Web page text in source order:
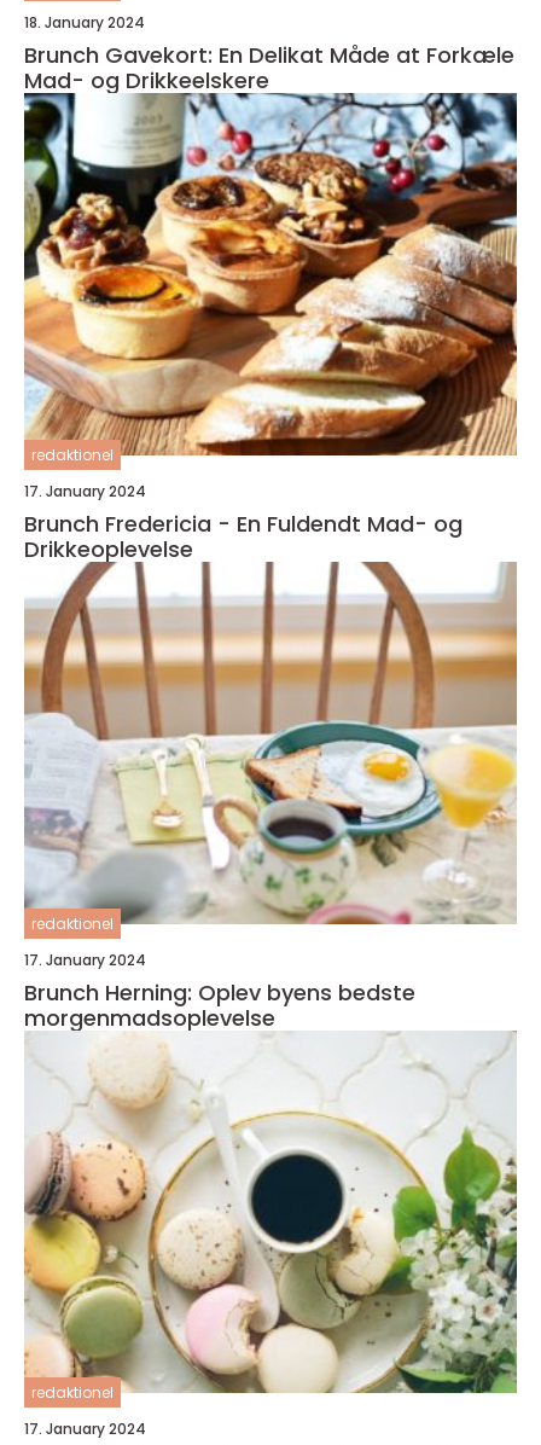
18. January 2024
Brunch Gavekort: En Delikat Måde at Forkæle
Mad- og Drikkeelskere
redaktionel
17. January 2024
Brunch Fredericia - En Fuldendt Mad- og
Drikkeoplevelse
redaktionel
17. January 2024
Brunch Herning: Oplev byens bedste
morgenmadsoplevelse
redaktionel
17. January 2024